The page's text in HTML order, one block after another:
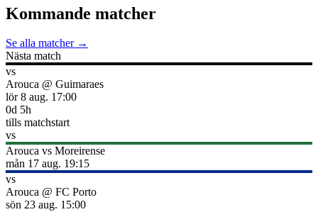
Kommande matcher
Se alla matcher →
Nästa match
vs
Arouca @ Guimaraes
lör 8 aug. 17:00
0d 5h
tills matchstart
vs
Arouca vs Moreirense
mån 17 aug. 19:15
vs
Arouca @ FC Porto
sön 23 aug. 15:00